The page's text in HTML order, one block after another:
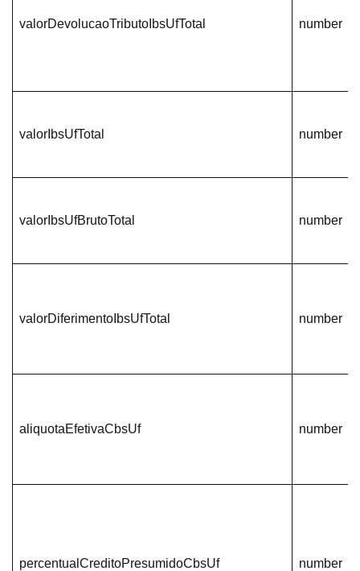
valorDevolucaoTributoIbsUfTotal number
valorIbsUfTotal number
valorIbsUfBrutoTotal number
valorDiferimentoIbsUfTotal number
aliquotaEfetivaCbsUf number
percentualCreditoPresumidoCbsUf number